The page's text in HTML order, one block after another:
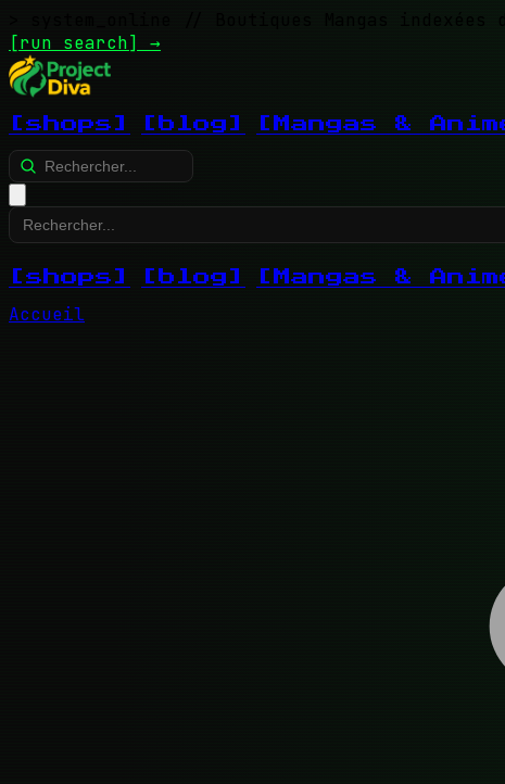
// Boutiques Mangas
[run search] →
[shops] [blog] [Mangas &
[shops] [blog] [Mangas &
Accueil